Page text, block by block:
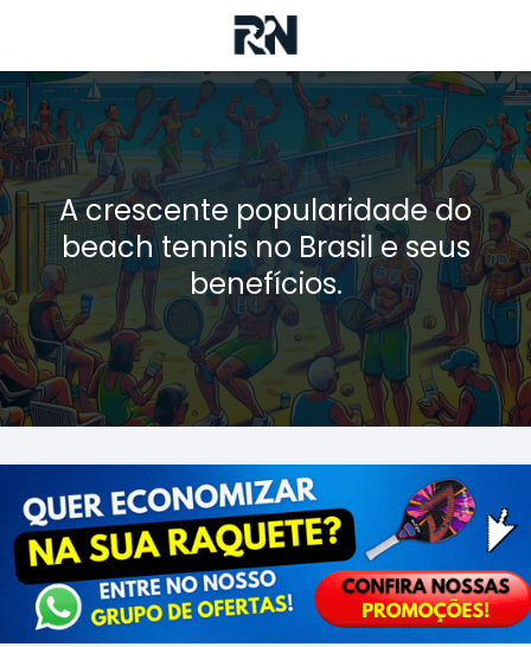
A crescente popularidade do
beach tennis no Brasil e seus
benefícios.